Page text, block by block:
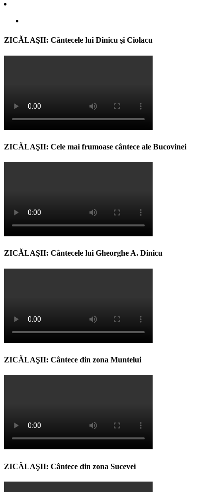
ZICĂLAŞII: Cântecele lui Dinicu şi Ciolacu
ZICĂLAŞII: Cele mai frumoase cântece ale Bucovinei
ZICĂLAŞII: Cântecele lui Gheorghe A. Dinicu
ZICĂLAŞII: Cântece din zona Muntelui
ZICĂLAŞII: Cântece din zona Sucevei